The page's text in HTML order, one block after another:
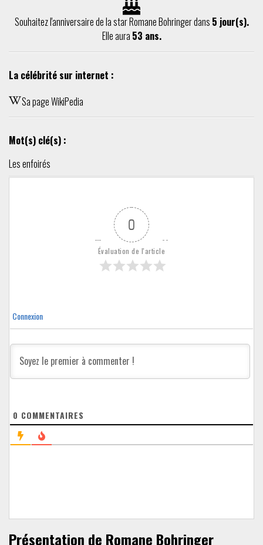
Souhaitez l'anniversaire de la star Romane Bohringer dans 5 jour(s).
Elle aura 53 ans.
La célébrité sur internet :
Sa page WikiPedia
Mot(s) clé(s) :
Les enfoirés
0
Évaluation de l'article
Connexion
0 COMMENTAIRES
Présentation de Romane Bohringer